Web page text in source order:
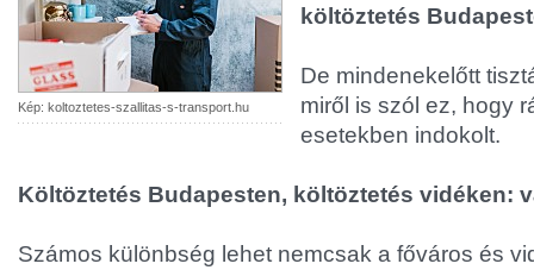
Kép: koltoztetes-szallitas-s-transport.hu
költöztetés
De mindenekelőtt
miről is szól ez, hogy
esetekben indokolt.
Költöztetés Budapesten, költöztetés vidéken:
Számos különbség lehet nemcsak a főváros és